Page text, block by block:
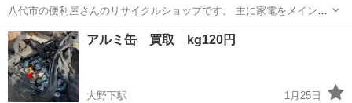
八代市の便利屋さんのリサイクルショップです。 主に家電をメインに
販売しております。 洗濯機、冷蔵庫、TV、エアコンなど 多数掲載し
ていきます。 配送も行っておりますが 別途配送料をいただいておりま
す。 ...
熊本 八代市 肥後高田駅 リサイクルショップ
アルミ缶 買取 kg120円
大野下駅
1月25日